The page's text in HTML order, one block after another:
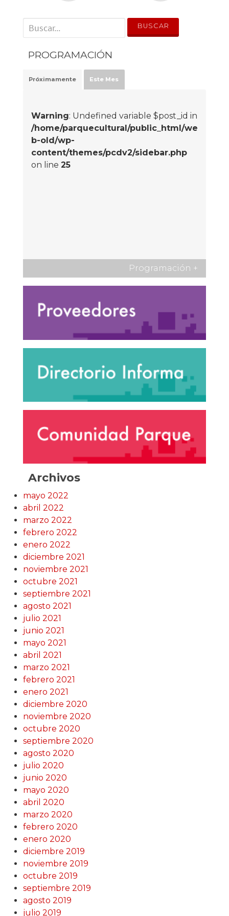
' . __('Search for:') . '
PROGRAMACIÓN
Próximamente Este Mes
Warning: Undefined variable $post_id in
/home/parquecultural/public_html/we
b-old/wp-
content/themes/pcdv2/sidebar.php
on line 25
Programación +
Archivos
mayo 2022
abril 2022
marzo 2022
febrero 2022
enero 2022
diciembre 2021
noviembre 2021
octubre 2021
septiembre 2021
agosto 2021
julio 2021
junio 2021
mayo 2021
abril 2021
marzo 2021
febrero 2021
enero 2021
diciembre 2020
noviembre 2020
octubre 2020
septiembre 2020
agosto 2020
julio 2020
junio 2020
mayo 2020
abril 2020
marzo 2020
febrero 2020
enero 2020
diciembre 2019
noviembre 2019
octubre 2019
septiembre 2019
agosto 2019
julio 2019